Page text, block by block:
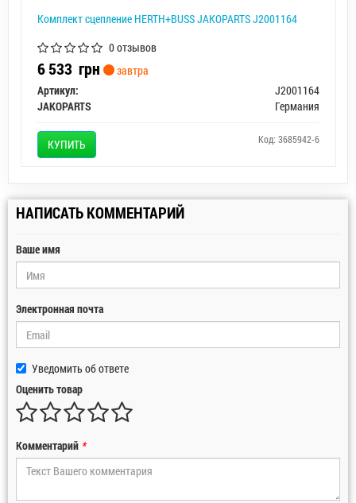
Комплект сцепление HERTH+BUSS JAKOPARTS J2001164
0 отзывов
6 533 грн
завтра
Артикул:
J2001164
JAKOPARTS
Германия
КУПИТЬ Код: 3685942-6
НАПИСАТЬ КОММЕНТАРИЙ
Ваше имя
Электронная почта
Уведомить об ответе
Оценить товар
Комментарий *